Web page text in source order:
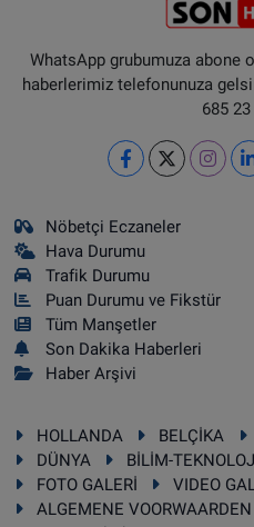
WhatsApp grubumuza abone
haberlerimiz telefonunuza
685 23
Nöbetçi Eczaneler
Hava Durumu
Trafik Durumu
Puan Durumu ve Fikstür
Tüm Manşetler
Son Dakika Haberleri
Haber Arşivi
HOLLANDA BELÇİKA
DÜNYA
BİLİM-
FOTO GALERİ
VIDEO
ALGEMENE VOORWAARDEN